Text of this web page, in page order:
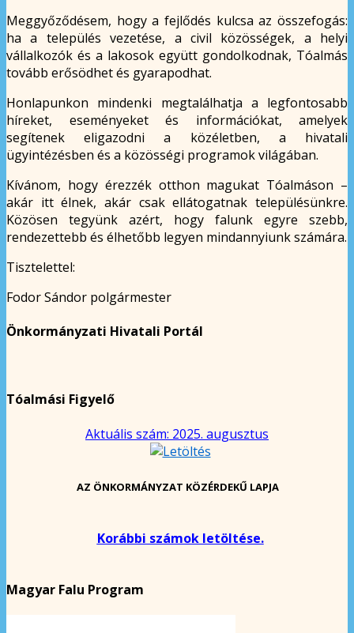
Meggyőződésem, hogy a fejlődés kulcsa az összefogás:
ha a település vezetése, a civil közösségek, a helyi
vállalkozók és a lakosok együtt gondolkodnak, Tóalmás
tovább erősödhet és gyarapodhat.
Honlapunkon mindenki megtalálhatja a legfontosabb
híreket, eseményeket és információkat, amelyek
segítenek eligazodni a közéletben, a hivatali
ügyintézésben és a közösségi programok világában.
Kívánom, hogy érezzék otthon magukat Tóalmáson –
akár itt élnek, akár csak ellátogatnak településünkre.
Közösen tegyünk azért, hogy falunk egyre szebb,
rendezettebb és élhetőbb legyen mindannyiunk számára.
Tisztelettel:
Fodor Sándor polgármester
Önkormányzati Hivatali Portál
Tóalmási Figyelő
Aktuális szám: 2025. augusztus
AZ ÖNKORMÁNYZAT KÖZÉRDEKŰ LAPJA
Korábbi számok letöltése.
Magyar Falu Program